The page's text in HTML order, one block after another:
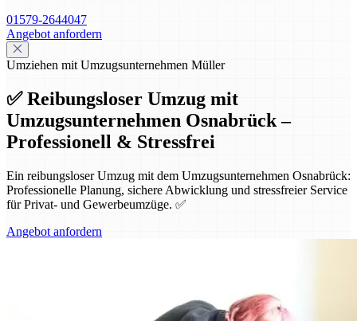
01579-2644047
Angebot anfordern
Umziehen mit Umzugsunternehmen Müller
✅ Reibungsloser Umzug mit
Umzugsunternehmen Osnabrück –
Professionell & Stressfrei
Ein reibungsloser Umzug mit dem Umzugsunternehmen Osnabrück:
Professionelle Planung, sichere Abwicklung und stressfreier Service
für Privat- und Gewerbeumzüge. ✅
Angebot anfordern